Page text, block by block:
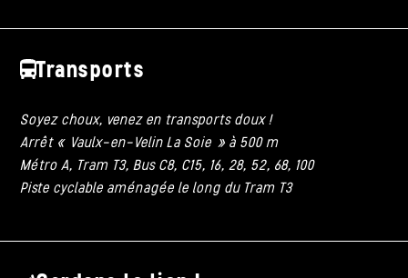
Transports
Soyez choux, venez en transports doux !
Arrêt « Vaulx-en-Velin La Soie » à 500 m
Métro A, Tram T3, Bus C8, C15, 16, 28, 52, 68, 100
Piste cyclable aménagée le long du Tram T3